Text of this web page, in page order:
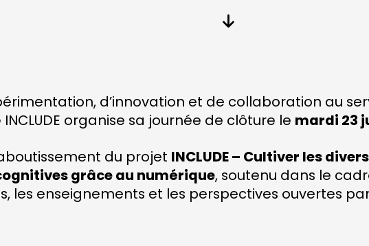
d’innovation et de collaboration au
organise sa journée de clôture le mardi 23
du projet INCLUDE – Cultiver les
grâce au numérique, soutenu dans le
les enseignements et les perspectives ouvertes